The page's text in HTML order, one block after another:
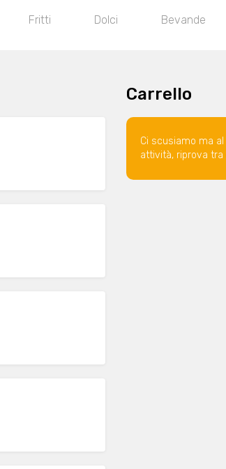
Fritti Dolci Bevande
Carrello
Ci scusiamo ma
attività, riprova tra